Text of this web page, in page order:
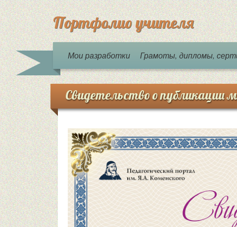
Портфолио учителя
Мои разработки Грамоты, дипломы,
Свидетельство о публикации